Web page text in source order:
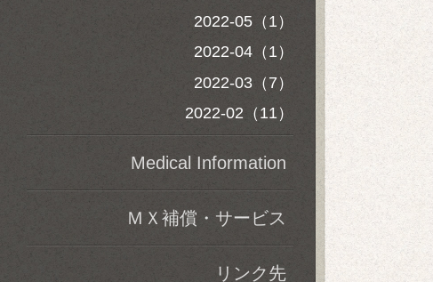
2022-05（1）
2022-04（1）
2022-03（7）
2022-02（11）
Medical Information
ＭＸ補償・サービス
リンク先